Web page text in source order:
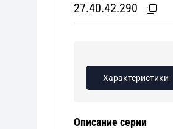
27.40.42.290
Характеристики
Описание серии